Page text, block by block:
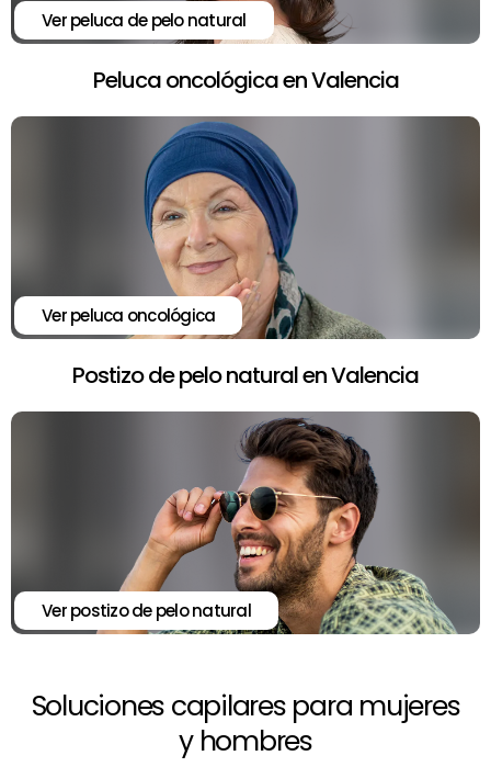
Ver peluca de pelo natural
Peluca oncológica en Valencia
Ver peluca oncológica
Postizo de pelo natural en Valencia
Ver postizo de pelo natural
Soluciones capilares para mujeres
y hombres